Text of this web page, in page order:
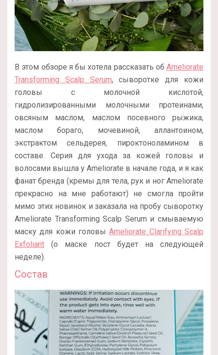
В этом обзоре я бы хотела рассказать об Ameliorate
Transforming Scalp Serum, сыворотке для кожи
головы с молочной кислотой,
гидролизированными молочными протеинами,
овсяным маслом, маслом посевного рыжика,
маслом бораго, мочевиной, аллантоином,
экстрактом сельдерея, пироктоноламином в
составе. Серия для ухода за кожей головы и
волосами вышла у Ameliorate в начале года, и я как
фанат бренда (кремы для тела, рук и ног Ameliorate
прекрасно на мне работают) не смогла пройти
мимо этих новинок и заказала на пробу сыворотку
Ameliorate Transforming Scalp Serum и смываемую
маску для кожи головыAmeliorate Clarifying Scalp
Exfoliant (о маске пост будет на следующей
неделе).
Состав